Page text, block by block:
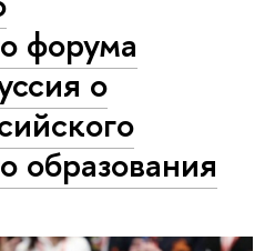
форума
о
образования